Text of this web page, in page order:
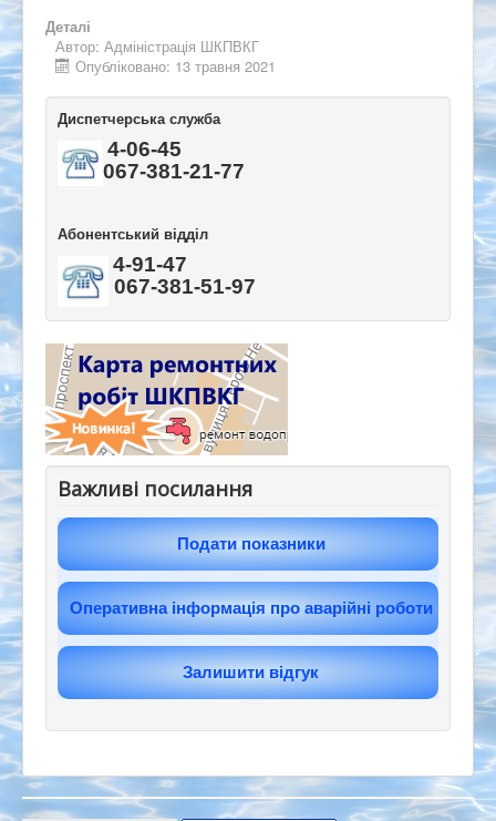
Деталі
Автор: Адміністрація ШКПВКГ
Опубліковано: 13 травня 2021
Диспетчерська служба
4-06-45
067-381-21-77
Абонентський відділ
4-91-47
067-381-51-97
Важливі посилання
Подати показники
Оперативна інформація про аварійні роботи
Залишити відгук